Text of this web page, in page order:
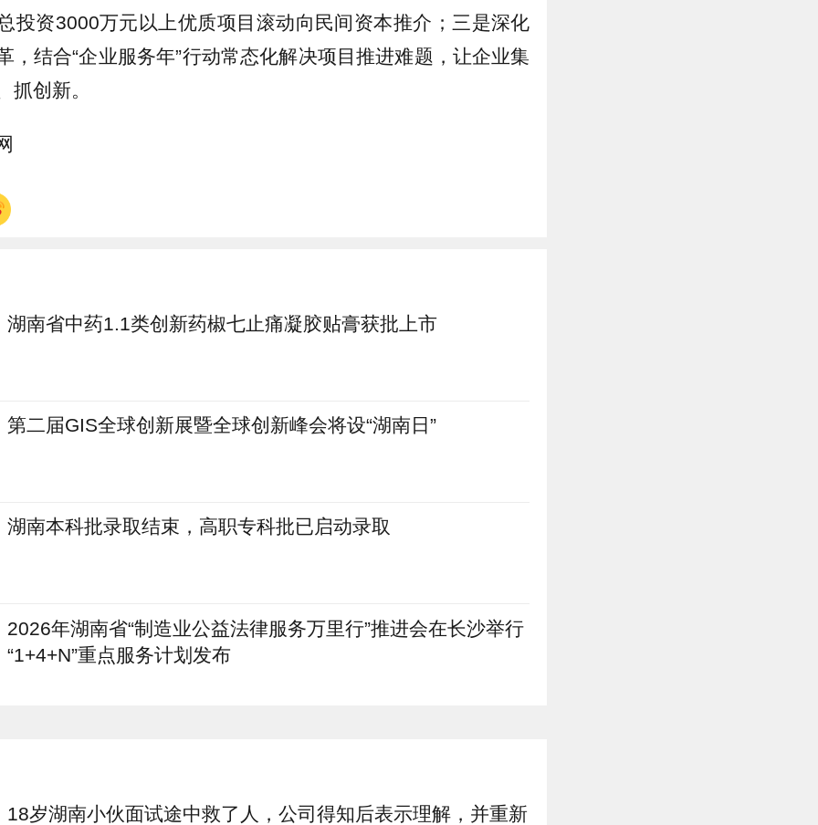
投资3000万元以上优质项目滚动向民间资本推介；三是深化
，结合“企业服务年”行动常态化解决项目推进难题，让企业集
抓创新。
湖南省中药1.1类创新药椒七止痛凝胶贴膏获批上市
第二届GIS全球创新展暨全球创新峰会将设“湖南日”
湖南本科批录取结束，高职专科批已启动录取
2026年湖南省“制造业公益法律服务万里行”推进会在长沙举行
“1+4+N”重点服务计划发布
18岁湖南小伙面试途中救了人，公司得知后表示理解，并重新